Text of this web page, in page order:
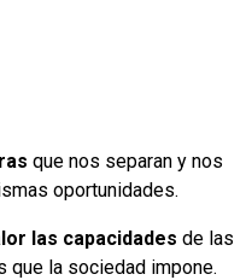
que nos separan y nos
oportunidades.
las capacidades de las
la sociedad impone.